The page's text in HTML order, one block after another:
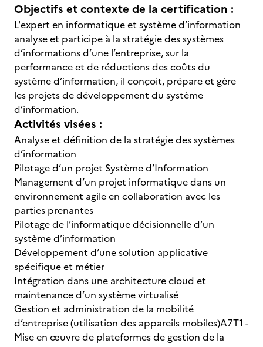
Objectifs et contexte de la certification :
L'expert en informatique et système d’information
analyse et participe à la stratégie des systèmes
d’informations d’une l’entreprise, sur la
performance et de réductions des coûts du
système d’information, il conçoit, prépare et gère
les projets de développement du système
d’information.
Activités visées :
Analyse et définition de la stratégie des systèmes
d’information
Pilotage d’un projet Système d’Information
Management d’un projet informatique dans un
environnement agile en collaboration avec les
parties prenantes
Pilotage de l’informatique décisionnelle d’un
système d’information
Développement d’une solution applicative
spécifique et métier
Intégration dans une architecture cloud et
maintenance d’un système virtualisé
Gestion et administration de la mobilité
d’entreprise (utilisation des appareils mobiles)A7T1 -
Mise en œuvre de plateformes de gestion de la